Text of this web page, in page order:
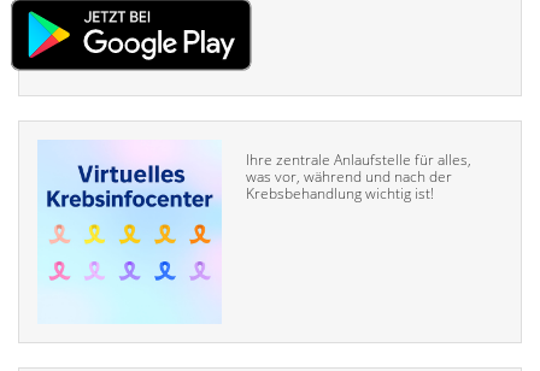
Ihre zentrale Anlaufstelle für alles,
was vor, während und nach der
Krebsbehandlung wichtig ist!